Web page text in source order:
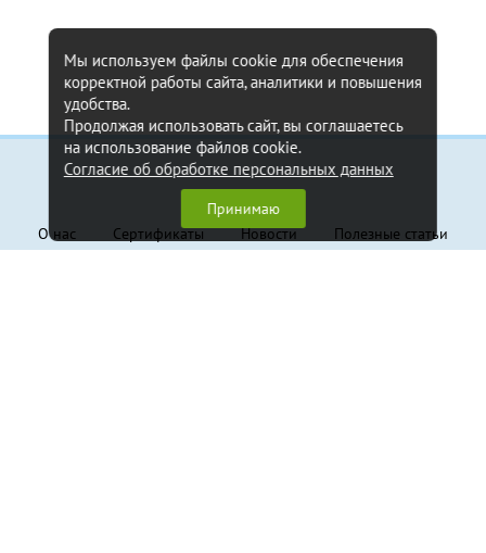
Информация
О нас Сертификаты Новости
Полезные статьи
Мы используем файлы cookie для обеспечения
корректной работы сайта, аналитики и повышения
удобства.
Продолжая использовать сайт, вы соглашаетесь
на использование файлов cookie.
Согласие об обработке персональных данных
Принимаю